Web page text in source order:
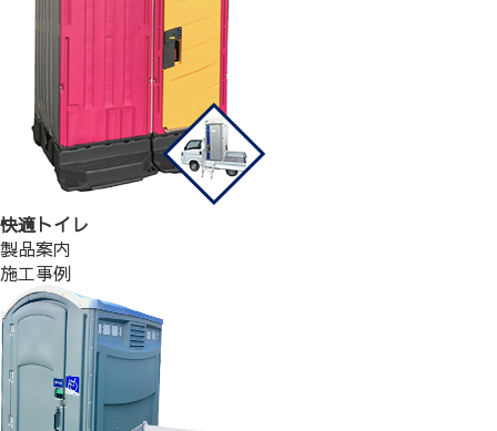
快適トイレ
製品案内
施工事例